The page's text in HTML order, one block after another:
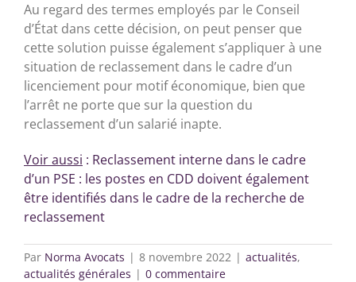
Au regard des termes employés par le Conseil
d’État dans cette décision, on peut penser que
cette solution puisse également s’appliquer à une
situation de reclassement dans le cadre d’un
licenciement pour motif économique, bien que
l’arrêt ne porte que sur la question du
reclassement d’un salarié inapte.
Voir aussi : Reclassement interne dans le cadre
d’un PSE : les postes en CDD doivent également
être identifiés dans le cadre de la recherche de
reclassement
Par Norma Avocats | 8 novembre 2022 | actualités,
actualités générales | 0 commentaire